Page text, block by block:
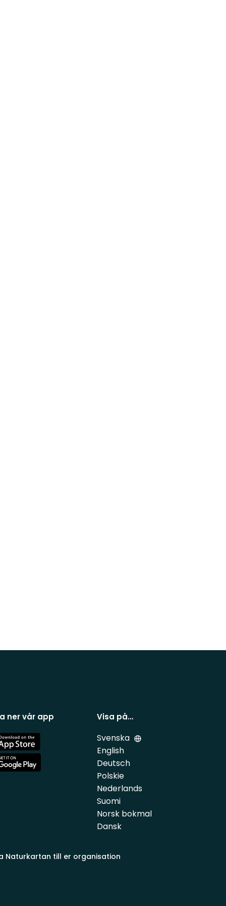
ner vår app Visa på…
Svenska
English
Deutsch
Polskie
Nederlands
Suomi
Norsk bokmal
Dansk
Naturkartan till er organisation